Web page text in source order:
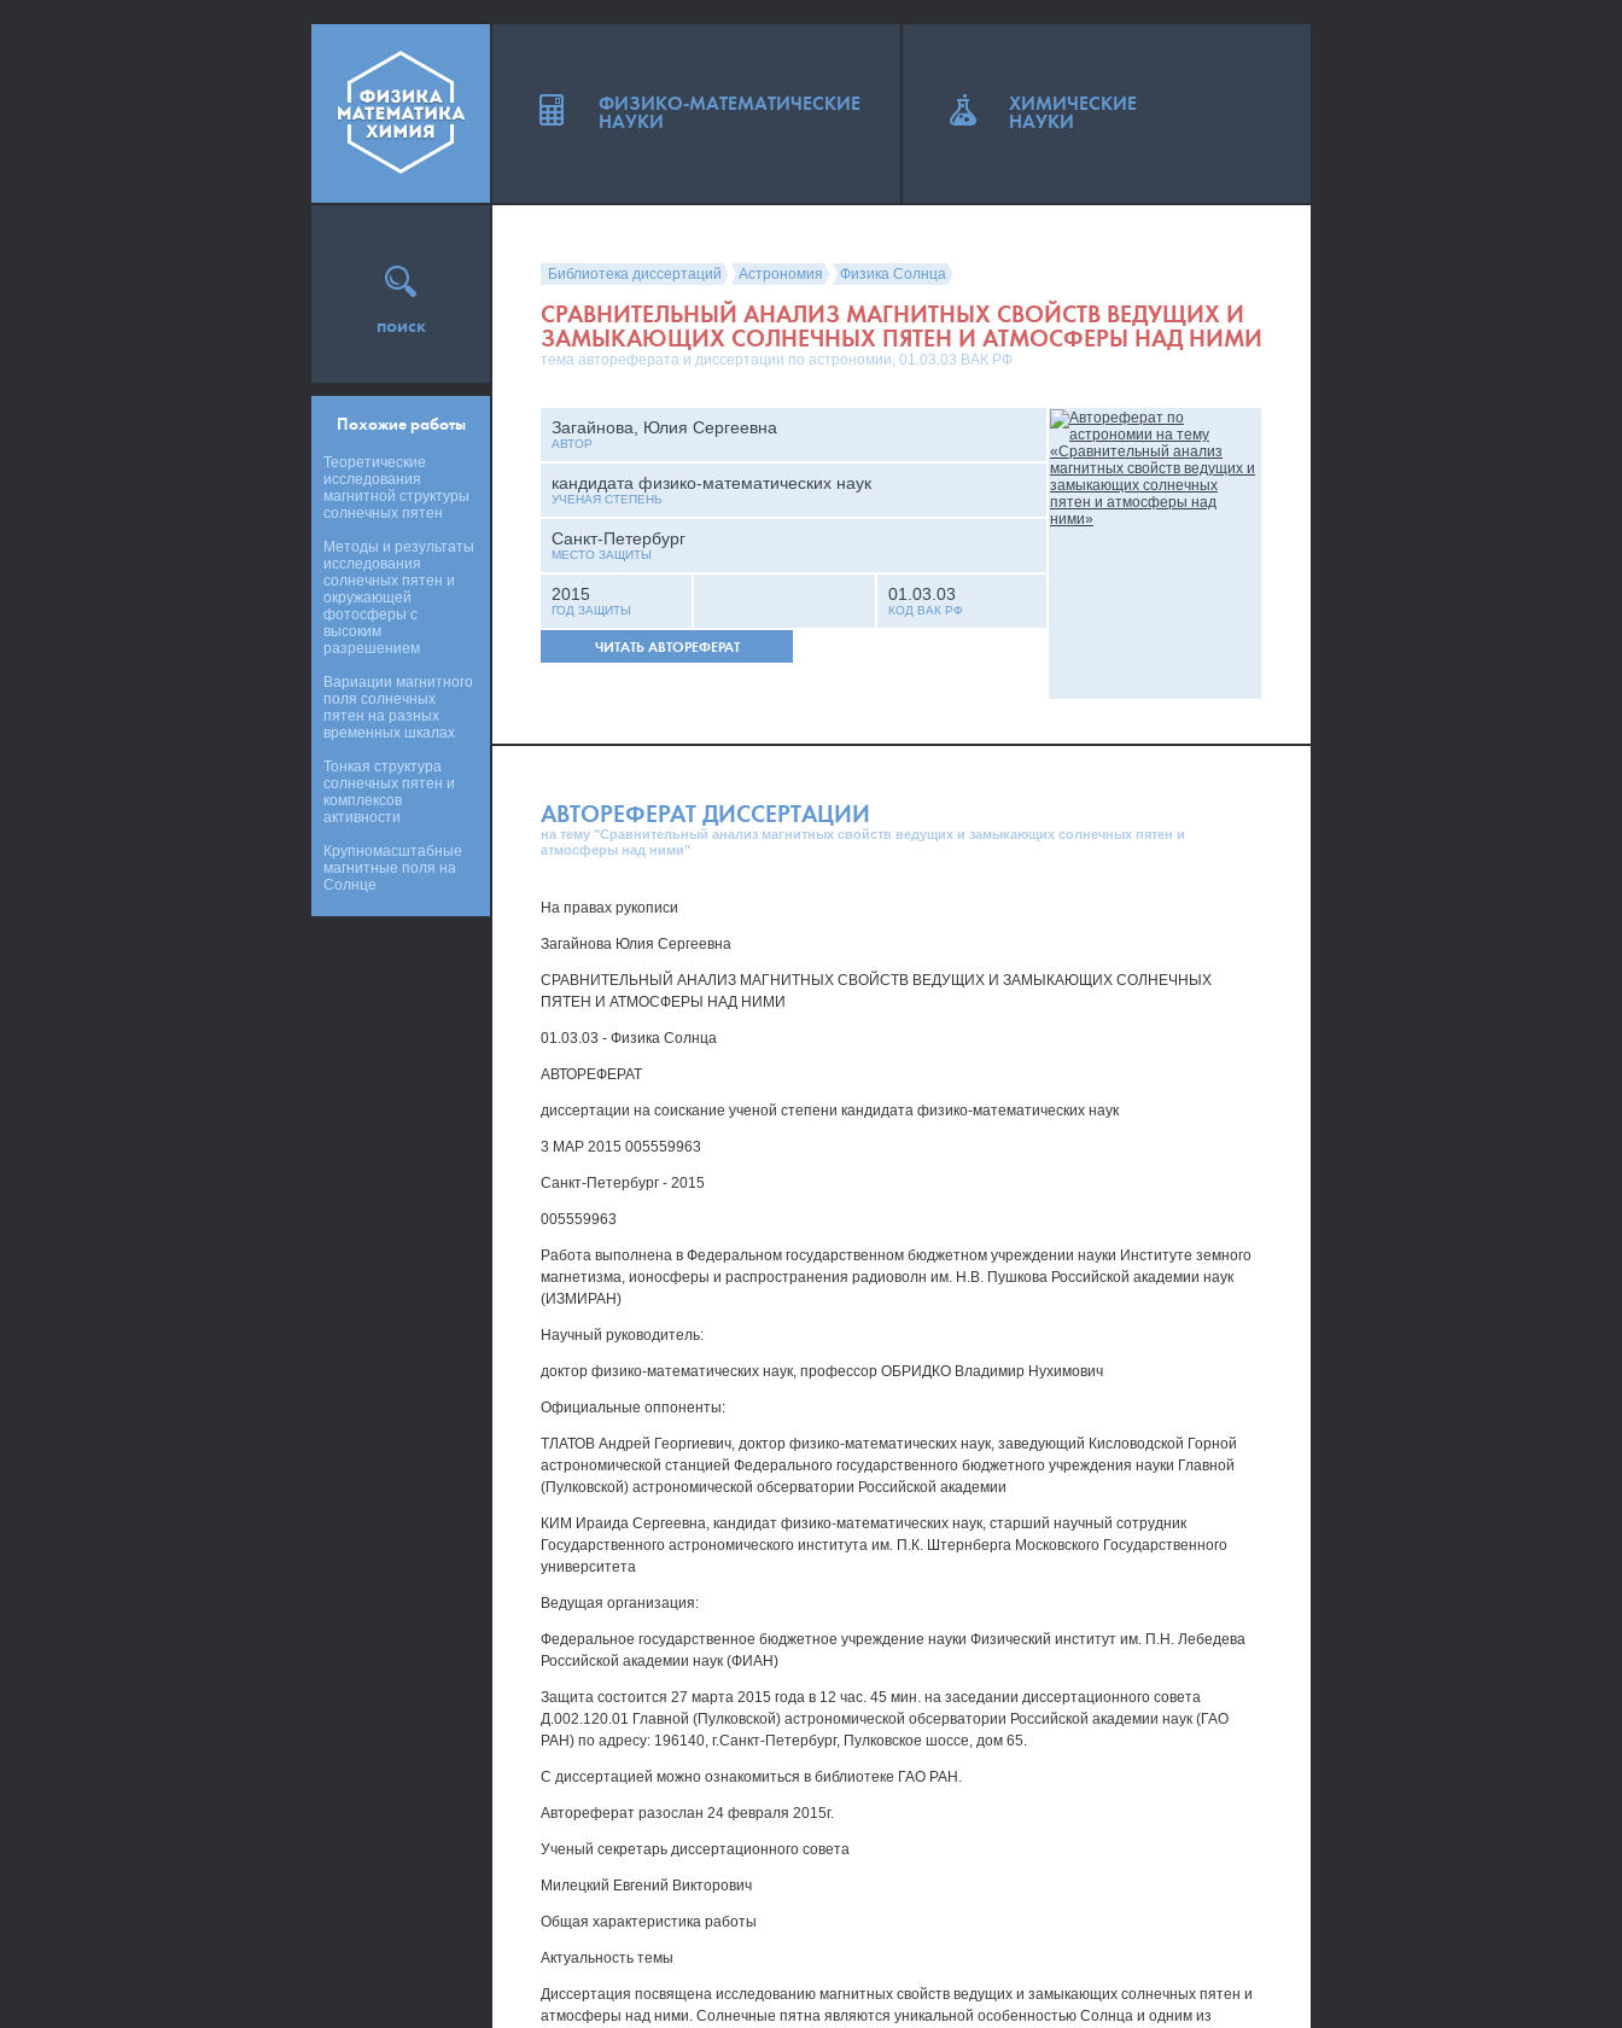
Библиотека диссертаций Астрономия Физика Солнца
СРАВНИТЕЛЬНЫЙ АНАЛИЗ МАГНИТНЫХ СВОЙСТВ ВЕДУЩИХ И
ЗАМЫКАЮЩИХ СОЛНЕЧНЫХ ПЯТЕН И АТМОСФЕРЫ НАД НИМИ
тема автореферата и диссертации по астрономии, 01.03.03 ВАК РФ
Загайнова, Юлия Сергеевна
АВТОР
кандидата физико-математических наук
УЧЕНАЯ СТЕПЕНЬ
Санкт-Петербург
МЕСТО ЗАЩИТЫ
2015
ГОД ЗАЩИТЫ
01.03.03
КОД ВАК РФ
ЧИТАТЬ АВТОРЕФЕРАТ
АВТОРЕФЕРАТ ДИССЕРТАЦИИ
на тему "Сравнительный анализ магнитных свойств ведущих и замыкающих солнечных пятен и
атмосферы над ними"
На правах рукописи
Загайнова Юлия Сергеевна
СРАВНИТЕЛЬНЫЙ АНАЛИЗ МАГНИТНЫХ СВОЙСТВ ВЕДУЩИХ И ЗАМЫКАЮЩИХ СОЛНЕЧНЫХ
ПЯТЕН И АТМОСФЕРЫ НАД НИМИ
01.03.03 - Физика Солнца
АВТОРЕФЕРАТ
диссертации на соискание ученой степени кандидата физико-математических наук
3 МАР 2015 005559963
Санкт-Петербург - 2015
005559963
Работа выполнена в Федеральном государственном бюджетном учреждении науки Институте земного
магнетизма, ионосферы и распространения радиоволн им. Н.В. Пушкова Российской академии наук
(ИЗМИРАН)
Научный руководитель:
доктор физико-математических наук, профессор ОБРИДКО Владимир Нухимович
Официальные оппоненты:
ТЛАТОВ Андрей Георгиевич, доктор физико-математических наук, заведующий Кисловодской Горной
астрономической станцией Федерального государственного бюджетного учреждения науки Главной
(Пулковской) астрономической обсерватории Российской академии
КИМ Ираида Сергеевна, кандидат физико-математических наук, старший научный сотрудник
Государственного астрономического института им. П.К. Штернберга Московского Государственного
университета
Ведущая организация:
Федеральное государственное бюджетное учреждение науки Физический институт им. П.Н. Лебедева
Российской академии наук (ФИАН)
Защита состоится 27 марта 2015 года в 12 час. 45 мин. на заседании диссертационного совета
Д.002.120.01 Главной (Пулковской) астрономической обсерватории Российской академии наук (ГАО
РАН) по адресу: 196140, г.Санкт-Петербург, Пулковское шоссе, дом 65.
С диссертацией можно ознакомиться в библиотеке ГАО РАН.
Автореферат разослан 24 февраля 2015г.
Ученый секретарь диссертационного совета
Милецкий Евгений Викторович
Общая характеристика работы
Актуальность темы
Диссертация посвящена исследованию магнитных свойств ведущих и замыкающих солнечных пятен и
атмосферы над ними. Солнечные пятна являются уникальной особенностью Солнца и одним из
поиск
Похожие работы
Теоретические
исследования
магнитной структуры
солнечных пятен
Методы и результаты
исследования
солнечных пятен и
окружающей
фотосферы с
высоким
разрешением
Вариации магнитного
поля солнечных
пятен на разных
временных шкалах
Тонкая структура
солнечных пятен и
комплексов
активности
Крупномасштабные
магнитные поля на
Солнце
ФИЗИКО-МАТЕМАТИЧЕСКИЕ
НАУКИ
ХИМИЧЕСКИЕ
НАУКИ